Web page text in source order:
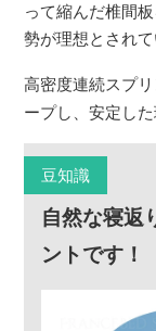
って縮んだ椎間
勢が理想とされて
高密度連続スプ
ープし、安定し
豆知識
自然な寝返
ントです！